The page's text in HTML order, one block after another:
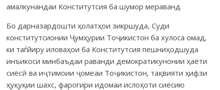
амалкунандаи Консти­тутсия ба шумор мераванд.
Бо дарназардошти ҳолатҳои зикршуда, Суди
конститутсионии Ҷум­­ҳу­­­рии Тоҷикистон ба хулоса омад,
ки таѓйиру ило­ва­ҳои ба Конс­ти­тут­сия пеш­ниҳодшуда
инъикоси минбаъдаи раванди демократи­кунонии ҳаёти
сиёсӣ ва иҷти­моии ҷомеаи Тоҷикистон, тақвияти ҳифзи
ҳуқу­қии шахс, фарогири идо­маи ислоҳоти сиёсию